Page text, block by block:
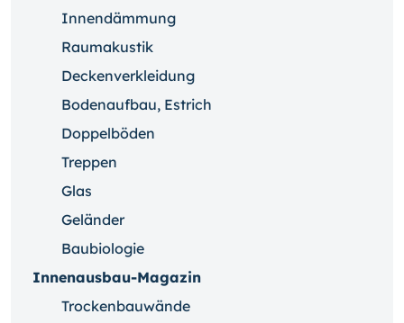
Innendämmung
Raumakustik
Deckenverkleidung
Bodenaufbau, Estrich
Doppelböden
Treppen
Glas
Geländer
Baubiologie
Innenausbau-Magazin
Trockenbauwände